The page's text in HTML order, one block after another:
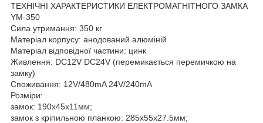
ТЕХНІЧНІ ХАРАКТЕРИСТИКИ ЕЛЕКТРОМАГНІТНОГО ЗАМКА
YM-350
Сила утримання: 350 кг
Матеріал корпусу: анодований алюміній
Матеріал відповідної частини: цинк
Живлення: DC12V DC24V (перемикається перемичкою на
замку)
Споживання: 12V/480mA 24V/240mA
Розміри:
замок: 190х45х11мм;
замок з кріпильною планкою: 285х55х27.5мм;